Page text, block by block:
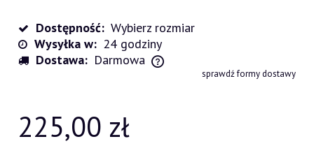
Dostępność: Wybierz rozmiar
Wysyłka w: 24 godziny
Dostawa: Darmowa
Cena nie zawiera ewentualnych kosztów płatnościsprawdź formy dostawy
225,00 zł